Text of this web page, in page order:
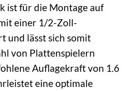
ist für die Montage auf
einer 1/2-Zoll-
und lässt sich somit
von Plattenspielern
Auflagekraft von 1.6
eine optimale